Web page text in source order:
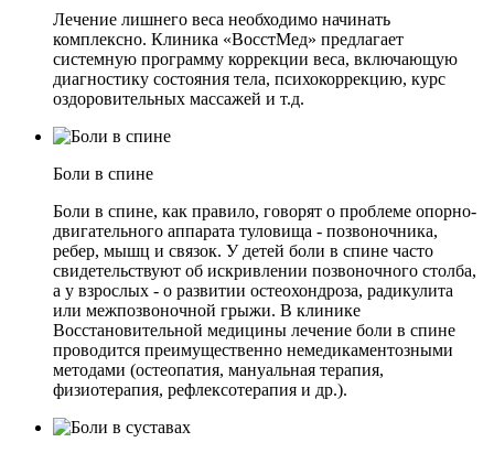
Лечение лишнего веса необходимо начинать
комплексно. Клиника «ВосстМед» предлагает
системную программу коррекции веса, включающую
диагностику состояния тела, психокоррекцию, курс
оздоровительных массажей и т.д.
Боли в спине
Боли в спине, как правило, говорят о проблеме опорно-
двигательного аппарата туловища - позвоночника,
ребер, мышц и связок. У детей боли в спине часто
свидетельствуют об искривлении позвоночного столба,
а у взрослых - о развитии остеохондроза, радикулита
или межпозвоночной грыжи. В клинике
Восстановительной медицины лечение боли в спине
проводится преимущественно немедикаментозными
методами (остеопатия, мануальная терапия,
физиотерапия, рефлексотерапия и др.).